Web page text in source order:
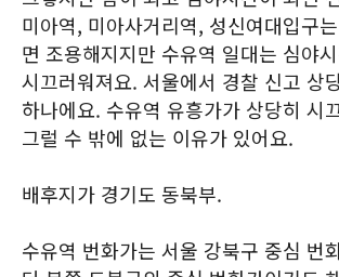
미아역, 미아사거리역, 성신여대입구
면 조용해지지만 수유역 일대는 심야
시끄러워져요. 서울에서 경찰 신고 상
하나에요. 수유역 유흥가가 상당히 시
그럴 수 밖에 없는 이유가 있어요.
배후지가 경기도 동북부.
수유역 번화가는 서울 강북구 중심 번